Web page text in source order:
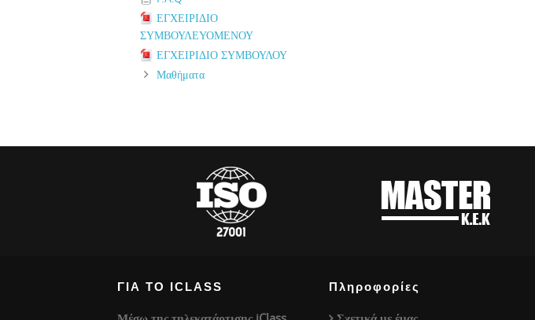
ΕΓΧΕΙΡΙΔΙΟ
ΣΥΜΒΟΥΛΕΥΟΜΕΝΟΥ
ΕΓΧΕΙΡΙΔΙΟ ΣΥΜΒΟΥΛΟΥ
Μαθήματα
ΓΙΑ ΤΟ ICLASS Πληροφορίες